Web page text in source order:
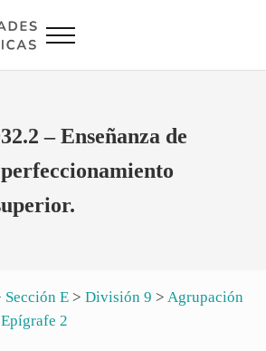
IAE CNAE
Menu
– Enseñanza de
Sección E> División 9 > Agrupación
Epígrafe 2